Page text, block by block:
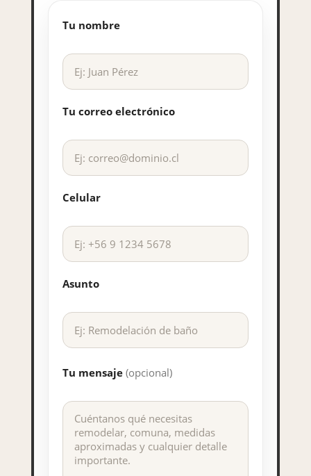
Tu nombre
Tu correo electrónico
Celular
Asunto
Tu mensaje (opcional)